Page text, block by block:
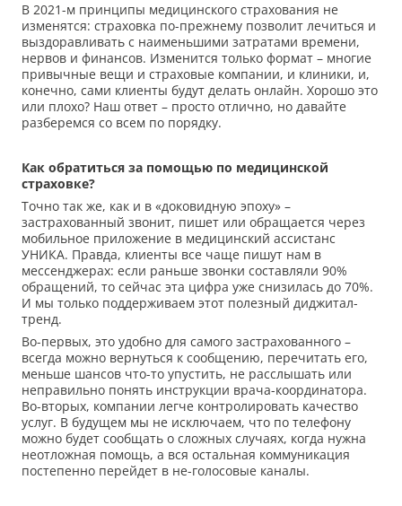
В 2021-м принципы медицинского страхования не
изменятся: страховка по-прежнему позволит лечиться и
выздоравливать с наименьшими затратами времени,
нервов и финансов. Изменится только формат – многие
привычные вещи и страховые компании, и клиники, и,
конечно, сами клиенты будут делать онлайн. Хорошо это
или плохо? Наш ответ – просто отлично, но давайте
разберемся со всем по порядку.
Как обратиться за помощью по медицинской
страховке?
Точно так же, как и в «доковидную эпоху» –
застрахованный звонит, пишет или обращается через
мобильное приложение в медицинский ассистанс
УНИКА. Правда, клиенты все чаще пишут нам в
мессенджерах: если раньше звонки составляли 90%
обращений, то сейчас эта цифра уже снизилась до 70%.
И мы только поддерживаем этот полезный диджитал-
тренд.
Во-первых, это удобно для самого застрахованного –
всегда можно вернуться к сообщению, перечитать его,
меньше шансов что-то упустить, не расслышать или
неправильно понять инструкции врача-координатора.
Во-вторых, компании легче контролировать качество
услуг. В будущем мы не исключаем, что по телефону
можно будет сообщать о сложных случаях, когда нужна
неотложная помощь, а вся остальная коммуникация
постепенно перейдет в не-голосовые каналы.